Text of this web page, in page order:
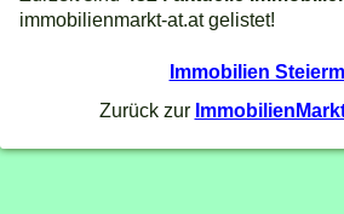
immobilienmarkt-at.at gelistet!
Immobilien
Zurück zur